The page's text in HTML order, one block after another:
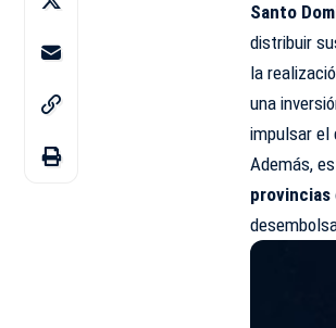
Santo
distribuir
la
una
impulsar el
Además,
provincias